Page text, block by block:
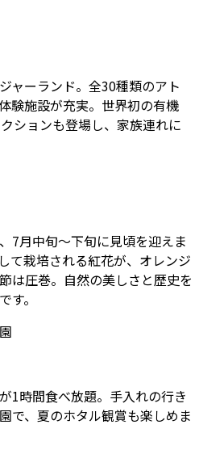
ャーランド。全30種類のアト
験施設が充実。世界初の有機
ションも登場し、家族連れに
7月中旬～下旬に見頃を迎えま
て栽培される紅花が、オレンジ
は圧巻。自然の美しさと歴史を
す。
1時間食べ放題。手入れの行き
で、夏のホタル観賞も楽しめま